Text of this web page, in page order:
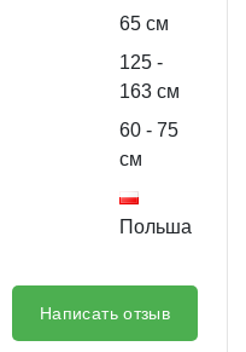
65 см
125-
163 см
60- 75
см
Польша
Написать отзыв